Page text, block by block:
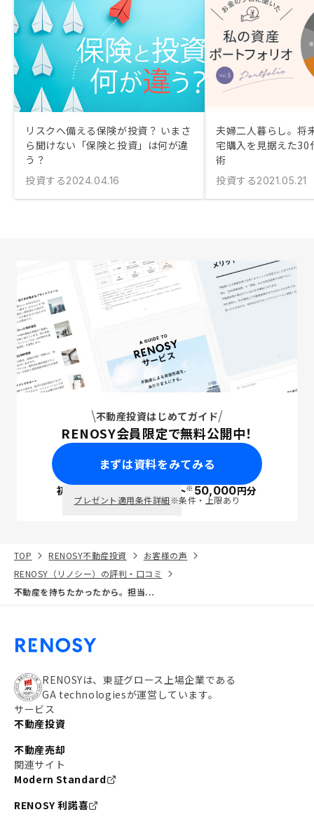
リスクへ備える保険が投資？ いまさ
ら聞けない「保険と投資」は何が違
う？
投資する2024.04.16
夫婦二人暮らし。将
宅購入を見据えた30
術
投資する2021.05.21
不動産投資はじめてガイド
RENOSY会員限定で無料公開中！
まずは資料をみてみる
初回面談で ポイント※50,000円分
プレゼント適用条件詳細※条件・上限あり
TOP RENOSY不動産投資
お客様の声
RENOSY（リノシー）の評判・口コミ
不動産を持ちたかったから。担当...
RENOSYは、東証グロース上場企業である
GA technologiesが運営しています。
サービス
不動産投資
不動産売却
関連サイト
Modern Standard
RENOSY 利諾喜